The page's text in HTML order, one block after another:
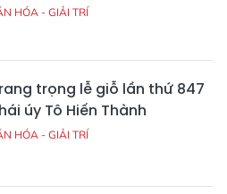
HÓA - GIẢI TRÍ
trọng lễ giỗ lần thứ 847
úy Tô Hiến Thành
HÓA - GIẢI TRÍ